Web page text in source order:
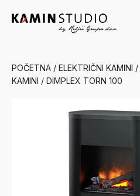
POČETNA / ELEKTRIČNI KAMINI /
KAMINI / DIMPLEX TORN 100